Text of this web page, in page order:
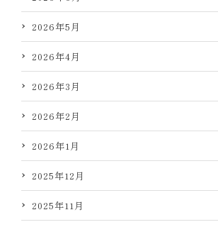
2026年5月
2026年4月
2026年3月
2026年2月
2026年1月
2025年12月
2025年11月